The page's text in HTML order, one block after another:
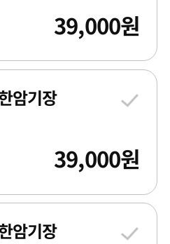
39,000원
암기장
39,000원
암기장